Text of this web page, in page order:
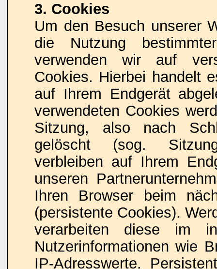
3. Cookies
Um den Besuch unserer
die Nutzung
verwenden wir auf
Cookies. Hierbei handelt
auf Ihrem Endgerät
verwendeten Cookies
Sitzung, also nach
gelöscht (sog.
verbleiben auf Ihrem
unseren
Ihren Browser beim
(persistente Cookies).
verarbeiten diese im
Nutzerinformationen wie
IP-Adresswerte.